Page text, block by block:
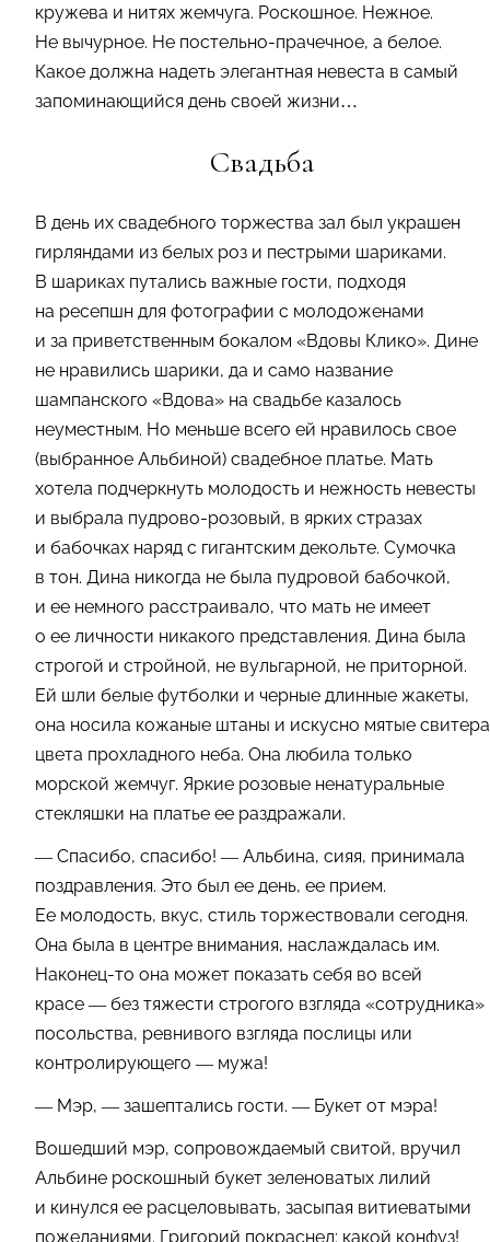
кружева и нитях жемчуга. Роскошное. Нежное.
Не вычурное. Не постельно-прачечное, а белое.
Какое должна надеть элегантная невеста в самый
запоминающийся день своей жизни…
Свадьба
В день их свадебного торжества зал был украшен
гирляндами из белых роз и пестрыми шариками.
В шариках путались важные гости, подходя
на ресепшн для фотографии с молодоженами
и за приветственным бокалом «Вдовы Клико». Дине
не нравились шарики, да и само название
шампанского «Вдова» на свадьбе казалось
неуместным. Но меньше всего ей нравилось свое
(выбранное Альбиной) свадебное платье. Мать
хотела подчеркнуть молодость и нежность невесты
и выбрала пудрово-розовый, в ярких стразах
и бабочках наряд с гигантским декольте. Сумочка
в тон. Дина никогда не была пудровой бабочкой,
и ее немного расстраивало, что мать не имеет
о ее личности никакого представления. Дина была
строгой и стройной, не вульгарной, не приторной.
Ей шли белые футболки и черные длинные жакеты,
она носила кожаные штаны и искусно мятые свитера
цвета прохладного неба. Она любила только
морской жемчуг. Яркие розовые ненатуральные
стекляшки на платье ее раздражали.
— Спасибо, спасибо! — Альбина, сияя, принимала
поздравления. Это был ее день, ее прием.
Ее молодость, вкус, стиль торжествовали сегодня.
Она была в центре внимания, наслаждалась им.
Наконец-то она может показать себя во всей
красе — без тяжести строгого взгляда «сотрудника»
посольства, ревнивого взгляда послицы или
контролирующего — мужа!
— Мэр, — зашептались гости. — Букет от мэра!
Вошедший мэр, сопровождаемый свитой, вручил
Альбине роскошный букет зеленоватых лилий
и кинулся ее расцеловывать, засыпая витиеватыми
пожеланиями. Григорий покраснел: какой конфуз!